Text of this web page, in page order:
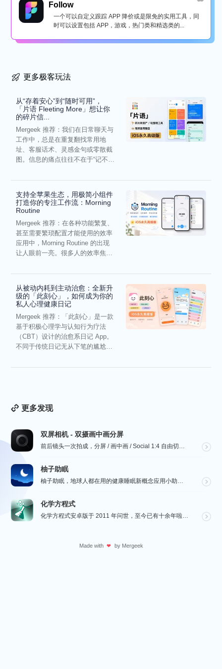
Follow
一个可以自定义跟踪 APP 降价或是限免的实用工具，同
时可以设置包括 APP，游戏，热门类和精选类的...
更多极客玩法
从“存着安心”到“随时可用”，
「片语 Fleeting More」想让你
的碎片信...
Mergeek 推荐：我们在日常聊天与
工作中，总是在重复翻找常用地
址、客服话术、灵感金句或零散截
图。信息的痛点往往不在于“记不
支持全苹果生态，用极简小组件
打造你的专注工作流：Morning
Routine
Mergeek 推荐：在各种功能繁复、
甚至需要繁琐配置才能使用的效率
应用中，Morning Routine 的出现
让人眼前一亮。很多人的效率焦
从被动内耗到主动治愈：全新升
级的「此刻心」，如何成为你的
私人心理健康日记
Mergeek 推荐：「此刻心」是一款
基于积极心理学与认知行为疗法
（CBT）设计的治愈系日记 App。
不同于传统日记无从下笔的尴尬，
更多发现
双屏相机 - 双摄画中画分屏
前后镜头一次拍成，分屏 / 画中画 / Social 1:4 自由切换，最高 4K。骑行、行车记录、...
柚子助眠
柚子助眠，地球人都在用的健康睡眠新概念应用小助手。Phone必备App神器.每一个热爱生活的人，都值...
化学方程式
化学方程式安卓版于 2011 年问世，至今已有十余年啦！在广大网友的积极贡献和我们的悉心维护下，如今...
Made with ❤ by Mergeek